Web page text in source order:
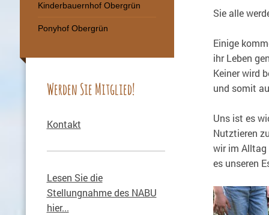
Sie alle
Einige
ihr Leben
Keiner wird
und somit
Uns ist es
Nutztieren
wir im Alltag
es unseren
Kinderbauernhof Obergrün
Ponyhof Obergrün
Werden Sie Mitglied!
Kontakt
Lesen Sie die
Stellungnahme des NABU
hier...